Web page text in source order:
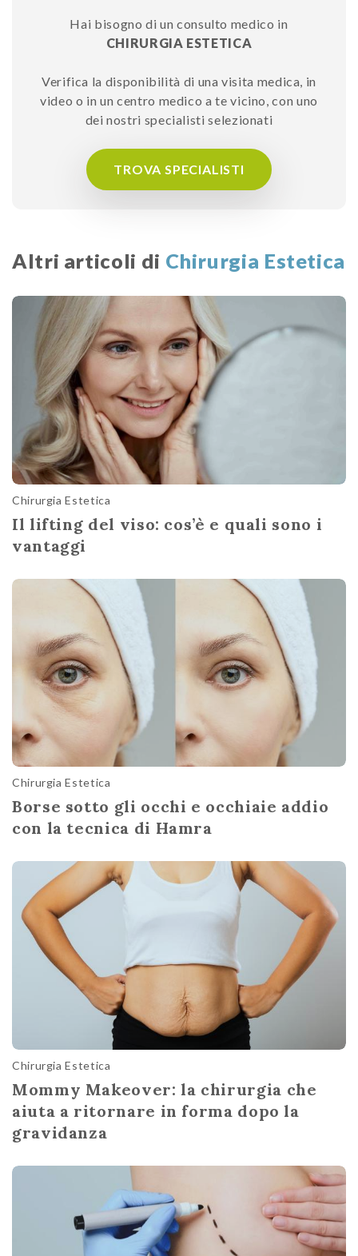
Hai bisogno di un consulto medico in
CHIRURGIA ESTETICA
Verifica la disponibilità di una visita medica, in
video o in un centro medico a te vicino, con uno
dei nostri specialisti selezionati
TROVA SPECIALISTI
Altri articoli di Chirurgia Estetica
Chirurgia Estetica
Il lifting del viso: cos’è e quali sono i
vantaggi
Chirurgia Estetica
Borse sotto gli occhi e occhiaie addio
con la tecnica di Hamra
Chirurgia Estetica
Mommy Makeover: la chirurgia che
aiuta a ritornare in forma dopo la
gravidanza